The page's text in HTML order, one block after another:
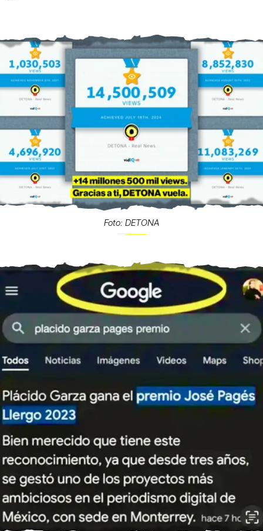
Foto: DETONA